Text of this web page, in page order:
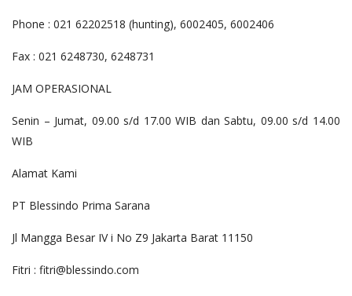
Phone : 021 62202518 (hunting), 6002405, 6002406
Fax : 021 6248730, 6248731
JAM OPERASIONAL
Senin – Jumat, 09.00 s/d 17.00 WIB dan Sabtu, 09.00 s/d 14.00
WIB
Alamat Kami
PT Blessindo Prima Sarana
Jl Mangga Besar IV i No Z9 Jakarta Barat 11150
Fitri : fitri@blessindo.com